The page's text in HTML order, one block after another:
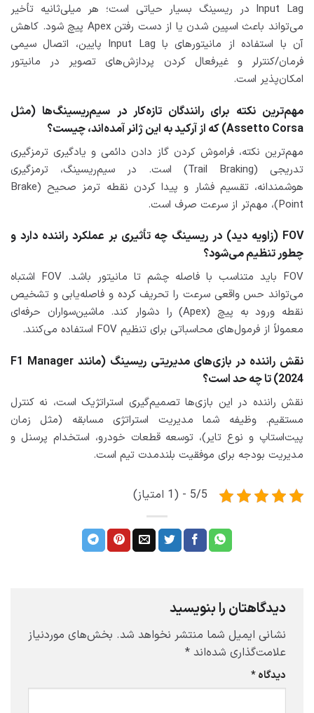
Input Lag در ریسینگ بسیار حیاتی است؛ هر میلی‌ثانیه تأخیر
می‌تواند باعث اسپین شدن یا از دست رفتن Apex پیچ شود. کاهش
آن با استفاده از مانیتورهای با Input Lag پایین، اتصال سیمی
فرمان/کنترلر و غیرفعال کردن پردازش‌های تصویر در مانیتور
امکان‌پذیر است.
مهم‌ترین نکته برای رانندگان تازه‌کار در سیم‌ریسینگ‌ها (مثل
Assetto Corsa) که از آرکید به این ژانر آمده‌اند، چیست؟
مهم‌ترین نکته، فراموش کردن گاز دادن دائمی و یادگیری ترمزگیری
تدریجی (Trail Braking) است. در سیم‌ریسینگ، ترمزگیری
هوشمندانه، تقسیم فشار و پیدا کردن نقطه ترمز صحیح (Brake
Point)، مهم‌تر از سرعت صرف است.
FOV (زاویه دید) در ریسینگ چه تأثیری بر عملکرد راننده دارد و
چطور تنظیم می‌شود؟
FOV باید متناسب با فاصله چشم تا مانیتور باشد. FOV اشتباه
می‌تواند حس واقعی سرعت را تحریف کرده و فاصله‌یابی و تشخیص
نقطه ورود به پیچ (Apex) را دشوار کند. ماشین‌سواران حرفه‌ای
معمولاً از فرمول‌های محاسباتی برای تنظیم FOV استفاده می‌کنند.
نقش راننده در بازی‌های مدیریتی ریسینگ (مانند F1 Manager
2024) تا چه حد است؟
نقش راننده در این بازی‌ها تصمیم‌گیری استراتژیک است، نه کنترل
مستقیم. وظیفه شما مدیریت استراتژی مسابقه (مثل زمان
پیت‌استاپ و نوع تایر)، توسعه قطعات خودرو، استخدام پرسنل و
مدیریت بودجه برای موفقیت بلندمدت تیم است.
5/5 - (1 امتیاز)
دیدگاهتان را بنویسید
نشانی ایمیل شما منتشر نخواهد شد. بخش‌های موردنیاز
علامت‌گذاری شده‌اند *
دیدگاه*